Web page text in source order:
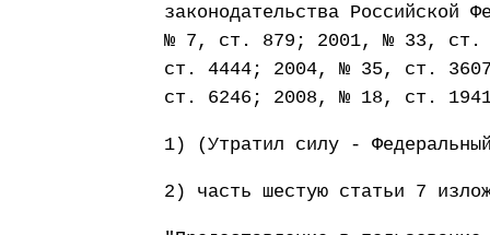
законодательства
№ 7, ст. 879; 2001, № 33, ст.
ст. 4444; 2004, № 35, ст.
ст. 6246; 2008, № 18, ст.
1) (Утратил силу -
2) часть шестую статьи 7